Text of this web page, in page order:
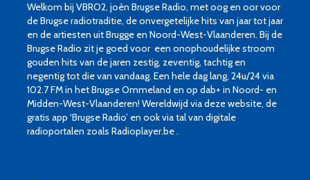
Welkom bij VBRO2, joèn Brugse Radio, met oog en oor voor
de Brugse radiotraditie, de onvergetelijke hits van jaar tot jaar
en de artiesten uit Brugge en Noord-West-Vlaanderen. Bij de
Brugse Radio zit je goed voor een onophoudelijke stroom
gouden hits van de jaren zestig, zeventig, tachtig en
negentig tot die van vandaag. Een hele dag lang, 24u/24 via
102.7 FM in het Brugse Ommeland en op dab+ in Noord- en
Midden-West-Vlaanderen! Wereldwijd via deze website, de
gratis app ‘Brugse Radio’ en ook via tal van digitale
radioportalen zoals Radioplayer.be .